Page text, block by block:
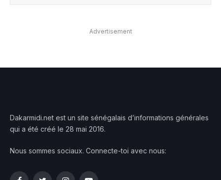
Advertisement
Dakarmidi.net est un site sénégalais d’informations générales
qui a été créé le 28 mai 2016.
Nous sommes sociaux. Connecte-toi avec nous: